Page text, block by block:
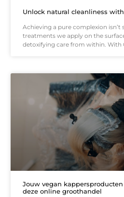
Unlock natural cleanliness
Achieving a pure complexion isn’t
treatments we apply on the
detoxifying care from within. With
Jouw vegan
deze online groothandel